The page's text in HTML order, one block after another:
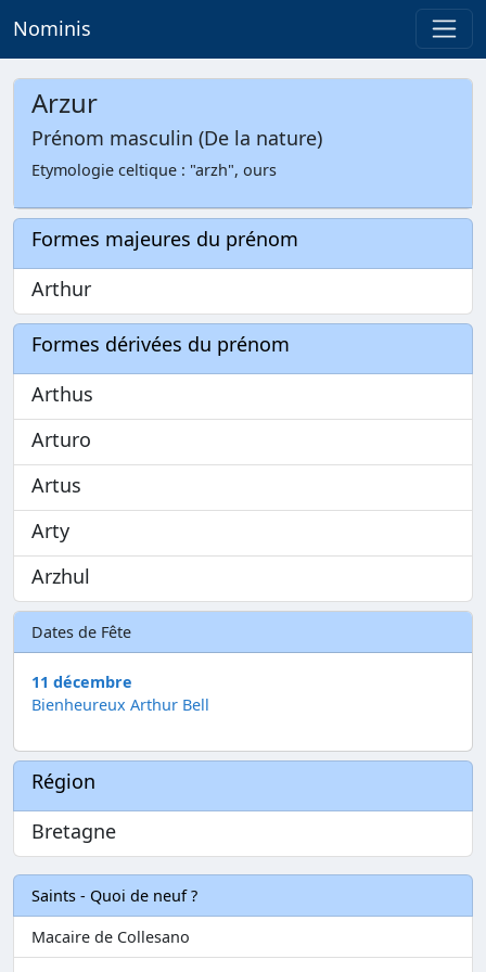
Nominis
Arzur
Prénom masculin (De la nature)
Etymologie celtique : "arzh", ours
Formes majeures du prénom
Arthur
Formes dérivées du prénom
Arthus
Arturo
Artus
Arty
Arzhul
Dates de Fête
11 décembre
Bienheureux Arthur Bell
Région
Bretagne
Saints - Quoi de neuf ?
Macaire de Collesano